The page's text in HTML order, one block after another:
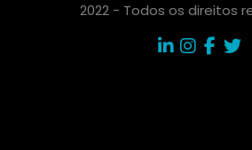
2022 - Todos os direitos